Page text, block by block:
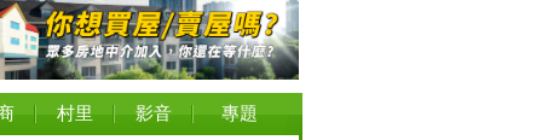
村里 影音 專題